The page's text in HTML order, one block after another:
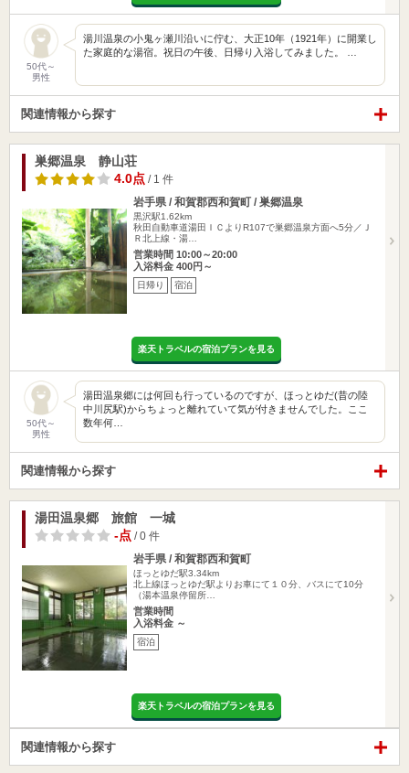
50代～
男性
湯川温泉の小鬼ヶ瀬川沿いに佇む、大正10年（1921年）に開業し
た家庭的な湯宿。祝日の午後、日帰り入浴してみました。 …
関連情報から探す
巣郷温泉 静山荘
4.0点 / 1 件
岩手県 / 和賀郡西和賀町 / 巣郷温泉
黒沢駅1.62km
秋田自動車道湯田ＩＣよりR107で巣郷温泉方面へ5分／Ｊ
Ｒ北上線・湯…
営業時間 10:00～20:00
入浴料金 400円～
日帰り 宿泊
楽天トラベルの宿泊プランを見る
50代～
男性
湯田温泉郷には何回も行っているのですが、ほっとゆだ(昔の陸
中川尻駅)からちょっと離れていて気が付きませんでした。ここ
数年何…
関連情報から探す
湯田温泉郷 旅館 一城
-点 / 0 件
岩手県 / 和賀郡西和賀町
ほっとゆだ駅3.34km
北上線ほっとゆだ駅よりお車にて１０分、バスにて10分
（湯本温泉停留所…
営業時間
入浴料金 ～
宿泊
楽天トラベルの宿泊プランを見る
関連情報から探す